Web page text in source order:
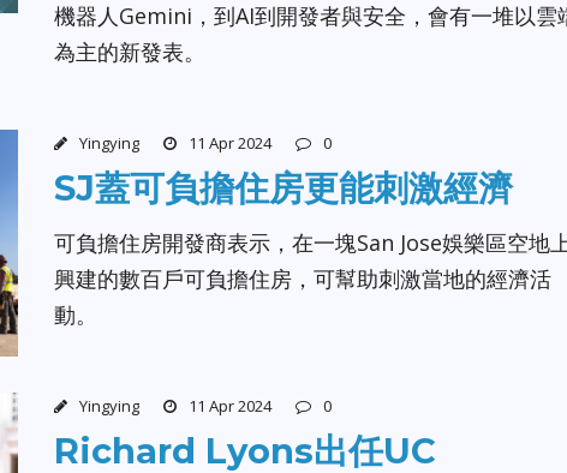
機器人Gemini，到AI到開發者與安全，會有一堆以雲
為主的新發表。
Yingying 11 Apr 2024 0
SJ蓋可負擔住房更能刺激經濟
可負擔住房開發商表示，在一塊San Jose娛樂區空地
興建的數百戶可負擔住房，可幫助刺激當地的經濟活
動。
Yingying 11 Apr 2024 0
Richard Lyons出任UC